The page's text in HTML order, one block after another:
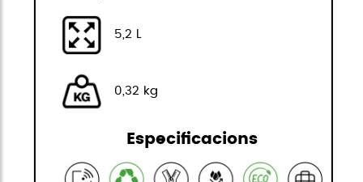
5,2 L
0,32 kg
Especificacions